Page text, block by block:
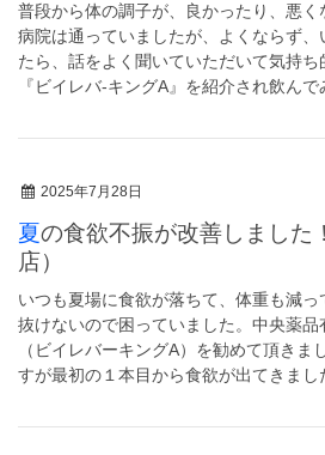
普段から体の調子が、良かったり、悪く
病院は通っていましたが、よくならず、
たら、話をよく聞いていただいて気持ち
『ビイレバ-キングA』を紹介され飲ん
2025年7月28日
夏の食欲不振が改善しました！（中央薬品 有明
店）
いつも夏場に食欲が落ちて、体重も減
抜けないので困っていました。中央薬品
（ビイレバーキングA）を勧めて頂きま
すが最初の１本目から食欲が出てきま